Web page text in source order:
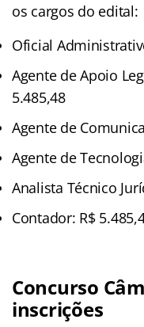
os cargos do edital:
Oficial
Agente de Apoio
5.485,48
Agente de
Agente de
Analista Técnico
Contador: R$
Concurso
inscrições